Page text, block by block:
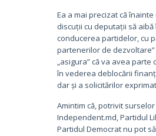
Ea a mai precizat că
discuții cu deputații să aibă
conducerea partidelor, cu
partenerilor de
„asigura” că va avea parte
în vederea deblocării
dar și a solicitărilor
Amintim că, potrivit surselor
Independent.md, Partidul
Partidul Democrat nu pot